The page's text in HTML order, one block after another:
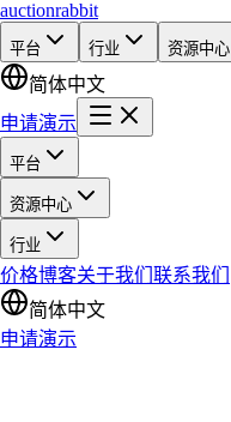
auctionrabbit
平台 行业 资源中心
简体中文
申请演示
平台
资源中心
行业
价格博客关于我们 联系我们
简体中文
申请演示